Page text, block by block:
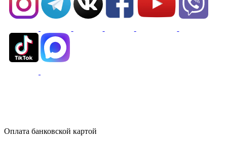
Оплата банковской картой